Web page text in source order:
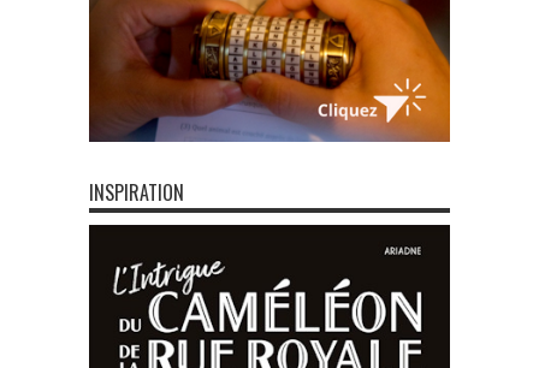
INSPIRATION